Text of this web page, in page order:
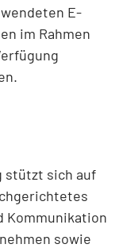
E-
im Rahmen
stützt sich auf
Kommunikation
sowie